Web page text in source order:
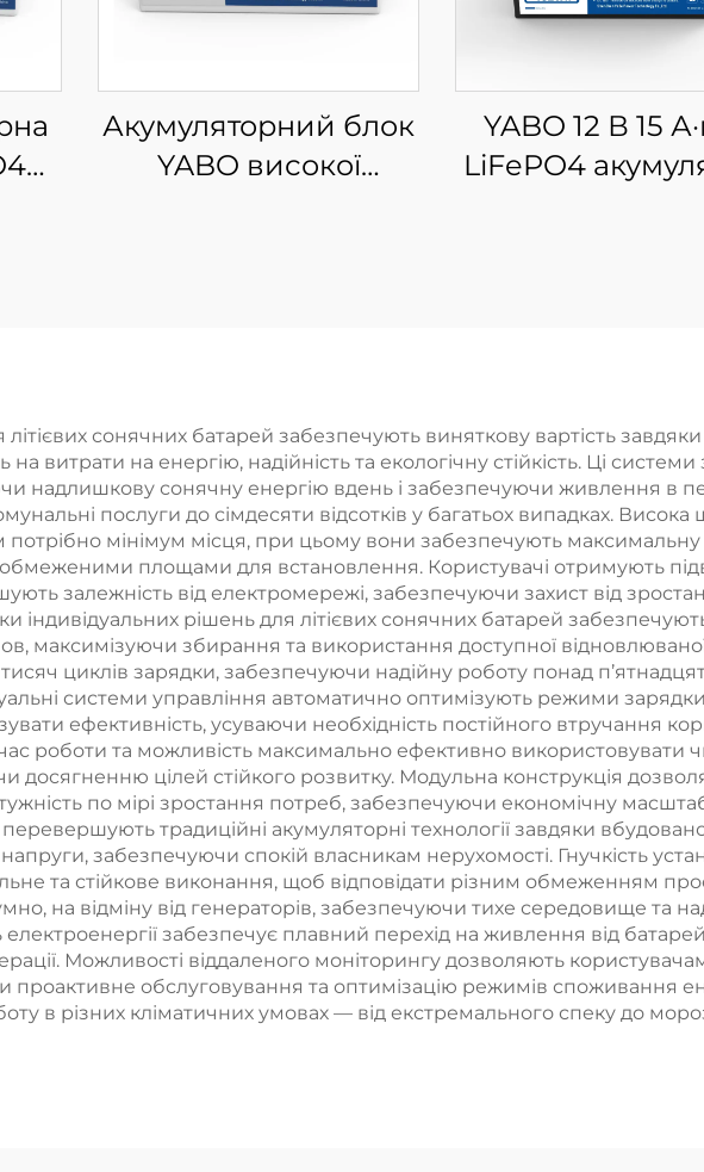
з
Акумуляторний блок
YABO високої
сонячних батарей,
морських та
автономних джерел
живлення
YABO 12 В 15
LiFePO4
електричного
сонячної
резервного
живлення
літієвих сонячних батарей забезпечують виняткову вартість
витрати на енергію, надійність та екологічну стійкість. Ці
надлишкову сонячну енергію вдень і забезпечуючи живлення в
послуги до сімдесяти відсотків у багатьох випадках. Висока
мінімум місця, при цьому вони забезпечують максимальну
обмеженими площами для встановлення. Користувачі отримують
залежність від електромережі, забезпечуючи захист від
індивідуальних рішень для літієвих сонячних батарей
максимізуючи збирання та використання доступної відновлюваної
циклів зарядки, забезпечуючи надійну роботу понад
системи управління автоматично оптимізують режими
ефективність, усуваючи необхідність постійного втручання
роботи та можливість максимально ефективно
досягненню цілей стійкого розвитку. Модульна конструкція
по мірі зростання потреб, забезпечуючи економічну
традиційні акумуляторні технології завдяки
забезпечуючи спокій власникам нерухомості. Гнучкість
та стійкове виконання, щоб відповідати різним обмеженням
на відміну від генераторів, забезпечуючи тихе середовище та
електроенергії забезпечує плавний перехід на живлення від
Можливості віддаленого моніторингу дозволяють
проактивне обслуговування та оптимізацію режимів споживання
в різних кліматичних умовах — від екстремального спеку до